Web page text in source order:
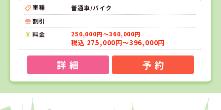
車種
普通車/バイク
割引
料金
250,000円～360,000円
税込 275,000円～396,000円
詳 細 予 約
1